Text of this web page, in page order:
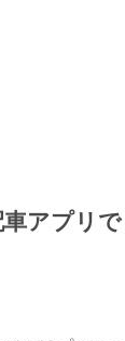
車アプリで